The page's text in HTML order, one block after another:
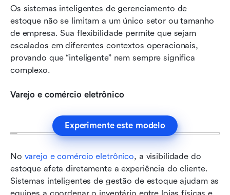
Os sistemas inteligentes de gerenciamento de
estoque não se limitam a um único setor ou tamanho
de empresa. Sua flexibilidade permite que sejam
escalados em diferentes contextos operacionais,
provando que “inteligente” nem sempre significa
complexo.
Varejo e comércio eletrônico
Experimente este modelo
No varejo e comércio eletrônico, a visibilidade do
estoque afeta diretamente a experiência do cliente.
Sistemas inteligentes de gestão de estoque ajudam as
equipes a coordenar o inventário entre lojas físicas e